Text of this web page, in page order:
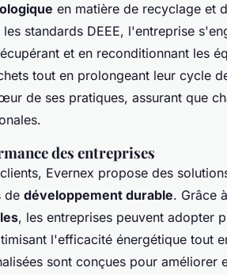
en matière de recyclage et
standards DEEE, l'entreprise
et en reconditionnant les
tout en prolongeant leur cycle
de ses pratiques, assurant que
des entreprises
Evernex propose des
de développement durable. Grâce
, les entreprises peuvent adopter
l'efficacité énergétique tout
sont conçues pour améliorer